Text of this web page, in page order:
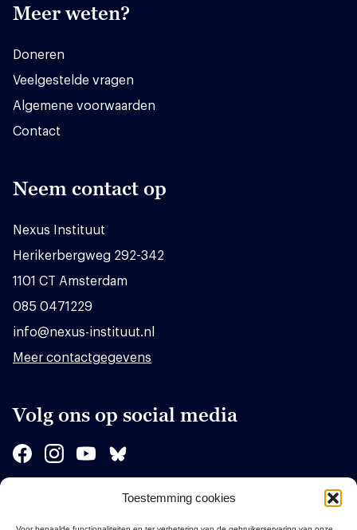
Toestemming cookies
Meer weten?
Doneren
Veelgestelde vragen
Algemene voorwaarden
Contact
Neem contact op
Nexus Instituut
Herikerbergweg 292-342
1101 CT Amsterdam
085 0471229
info@nexus-instituut.nl
Meer contactgegevens
Volg ons op social media